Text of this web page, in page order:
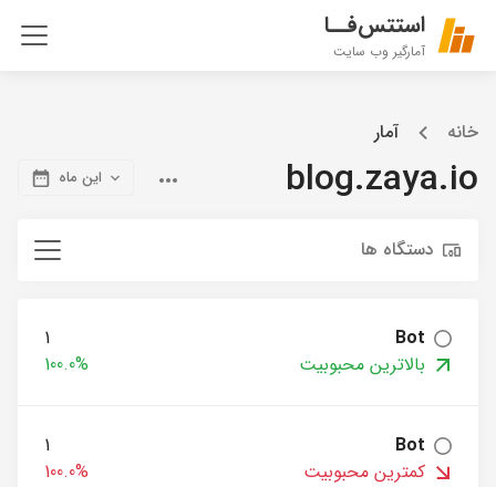
استتس‌فــا
آمارگیر وب سایت
خانه آمار
blog.zaya.io این ماه
دستگاه ها
Bot
1
بالاترین محبوبیت
100.0%
Bot
1
کمترین محبوبیت
100.0%